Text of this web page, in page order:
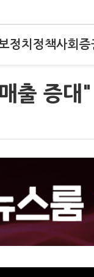
정치 정책사회 증
출 증대"